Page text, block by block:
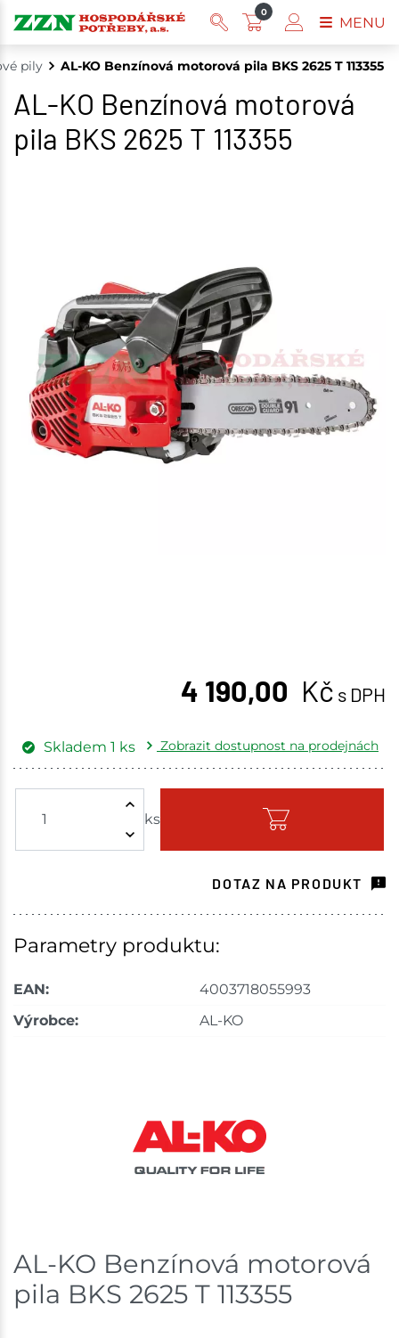
pily AL-KO Benzínová motorová pila BKS 2625 T 113355
AL-KO Benzínová motorová
pila BKS 2625 T 113355
4 190,00 Kč s DPH
ks
Skladem 1 ks
Zobrazit dostupnost na prodejnách
Skladem - ihned k odeslání
Ceny na prodejnách se mohou lišit od cen na e-
DOTAZ NA PRODUKT
Parametry produktu:
EAN:
4003718055993
Výrobce:
AL-KO
AL-KO Benzínová motorová
pila BKS 2625 T 113355
0
MENU